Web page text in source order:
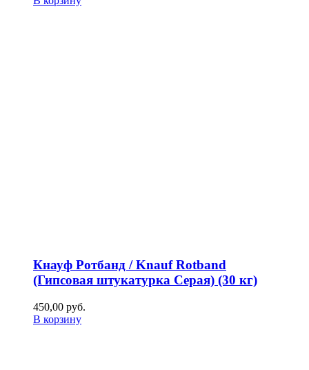
Кнауф Ротбанд / Knauf Rotband
(Гипсовая штукатурка Серая) (30 кг)
450,00 руб.
В корзину